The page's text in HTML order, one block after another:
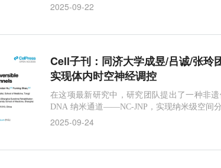
2025-09-22
Cell子刊：同济大学成昱/吕诚/张玲
实现体内时空神经调控
在这项最新研究中，研究团队提出了一种非
DNA 纳米通道——NC-JNP，实现纳米级空间
2025-09-24